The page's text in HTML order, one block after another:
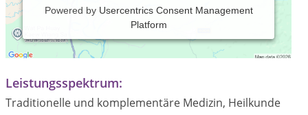
Powered by Usercentrics Consent Management
Platform
Praxiszeiten:
täglich, nach vorheriger Vereinbarung
Leistungsspektrum:
Traditionelle und komplementäre Medizin, Heilkunde